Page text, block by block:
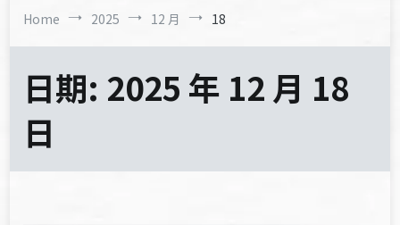
Home 2025 12 月 18
日期: 2025 年 12 月 18
日